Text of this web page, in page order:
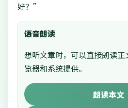
好？”
语音朗读
想听文章时，可以直接朗读
览器和系统提供。
朗读本文